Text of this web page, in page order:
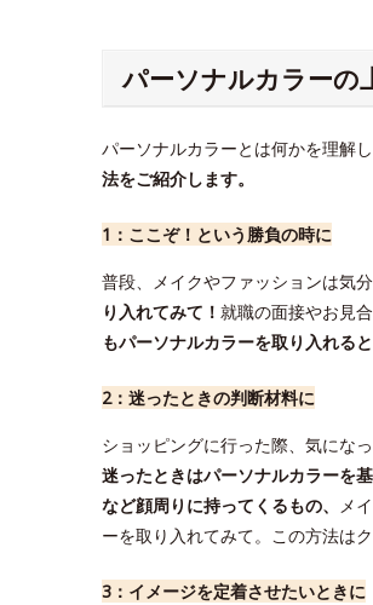
パーソナルカラーの
パーソナルカラーとは何かを理解
法をご紹介します。
1：ここぞ！という勝負の時に
普段、メイクやファッションは気
り入れてみて！ 就職の面接やお見
もパーソナルカラーを取り入れると
2：迷ったときの判断材料に
ショッピングに行った際、気にな
迷ったときはパーソナルカラーを
など顔周りに持ってくるもの、
メ
ーを取り入れてみて。この方法は
3：イメージを定着させたいときに